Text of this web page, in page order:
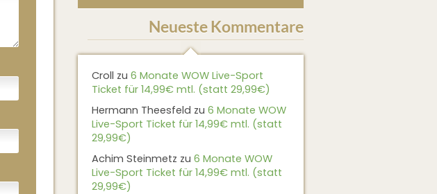
Neueste Kommentare
Croll zu 6 Monate WOW Live-Sport
Ticket für 14,99€ mtl. (statt 29,99€)
Hermann Theesfeld zu 6 Monate WOW
Live-Sport Ticket für 14,99€ mtl. (statt
29,99€)
Achim Steinmetz zu 6 Monate WOW
Live-Sport Ticket für 14,99€ mtl. (statt
29,99€)